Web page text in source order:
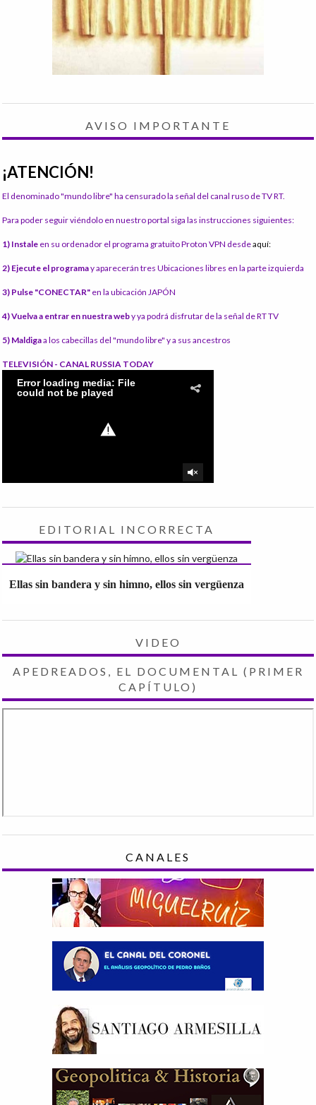
AVISO IMPORTANTE
¡ATENCIÓN!
El denominado "mundo libre" ha censurado la señal del canal ruso de TV RT.
Para poder seguir viéndolo en nuestro portal siga las instrucciones siguientes:
1) Instale en su ordenador el programa gratuito Proton VPN desdeaquí:
2) Ejecute el programay aparecerán tres Ubicaciones libres en la parte izquierda
3) Pulse "CONECTAR" en la ubicación JAPÓN
4) Vuelva a entrar en nuestra weby ya podrá disfrutar de la señal de RT TV
5) Maldigaa los cabecillas del "mundo libre" y a sus ancestros
TELEVISIÓN - CANAL RUSSIA TODAY
EDITORIAL INCORRECTA
Ellas sin bandera y sin himno, ellos sin vergüenza
VIDEO
APEDREADOS, EL DOCUMENTAL (PRIMER
CAPÍTULO)
CANALES